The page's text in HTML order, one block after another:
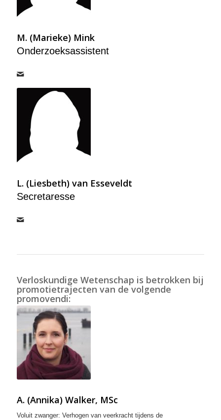
M. (Marieke) Mink
Onderzoeksassistent
L. (Liesbeth) van Esseveldt
Secretaresse
Verloskundige Wetenschap is betrokken bij
promotietrajecten van de volgende
promovendi:
A. (Annika) Walker, MSc
Voluit zwanger: Verhogen van veerkracht tijdens de